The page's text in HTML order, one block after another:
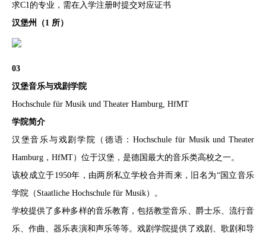
求C1的专业，需在入学注册时提交对应证书
汉堡州（1 所）
03
汉堡音乐与戏剧学院
Hochschule für Musik und Theater Hamburg, HfMT
学院简介
汉堡音乐与戏剧学院（德语：Hochschule für Musik und Theater
Hamburg，HfMT）位于汉堡，是德国最大的音乐类高校之一。
该校成立于1950年，由两所私立学校合并而来，旧名为“国立音乐
学院（Staatliche Hochschule für Musik）。
学校提供了多种多样的音乐教育，包括教堂音乐、爵士乐、流行音
乐、作曲、器乐表演和声乐等等。戏剧学院提供了戏剧、歌剧和导